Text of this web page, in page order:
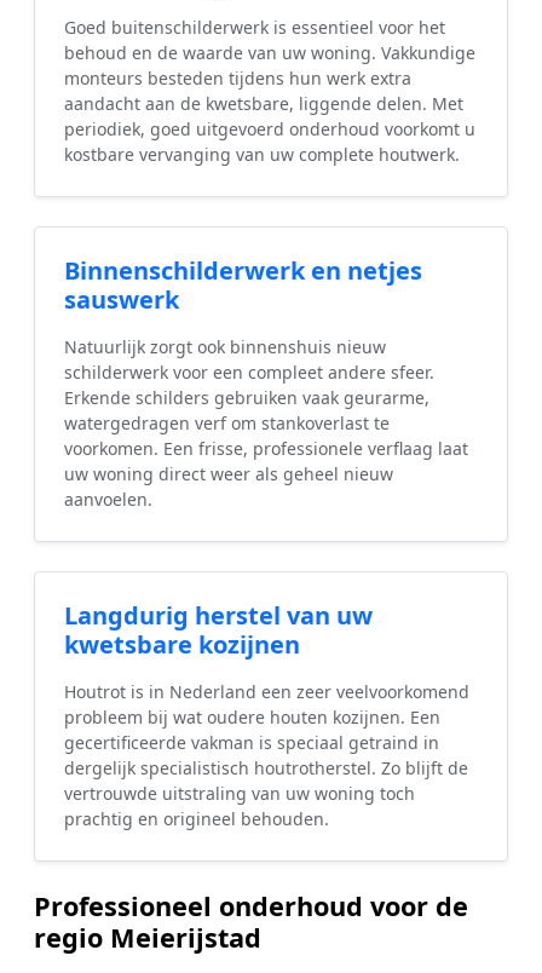
Goed buitenschilderwerk is essentieel voor het
behoud en de waarde van uw woning. Vakkundige
monteurs besteden tijdens hun werk extra
aandacht aan de kwetsbare, liggende delen. Met
periodiek, goed uitgevoerd onderhoud voorkomt u
kostbare vervanging van uw complete houtwerk.
Binnenschilderwerk en netjes
sauswerk
Natuurlijk zorgt ook binnenshuis nieuw
schilderwerk voor een compleet andere sfeer.
Erkende schilders gebruiken vaak geurarme,
watergedragen verf om stankoverlast te
voorkomen. Een frisse, professionele verflaag laat
uw woning direct weer als geheel nieuw
aanvoelen.
Langdurig herstel van uw
kwetsbare kozijnen
Houtrot is in Nederland een zeer veelvoorkomend
probleem bij wat oudere houten kozijnen. Een
gecertificeerde vakman is speciaal getraind in
dergelijk specialistisch houtrotherstel. Zo blijft de
vertrouwde uitstraling van uw woning toch
prachtig en origineel behouden.
Professioneel onderhoud voor de
regio Meierijstad